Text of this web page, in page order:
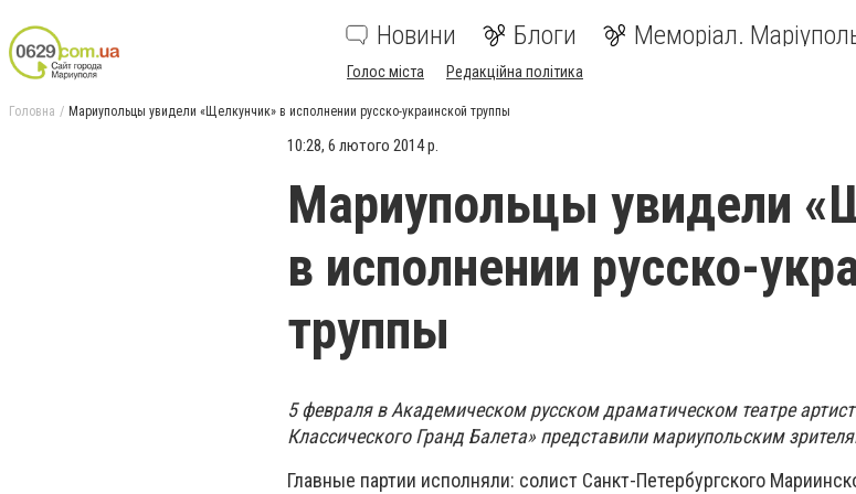
Новини Блоги Меморіал.
Голос міста Редакційна політика
Головна Мариупольцы увидели «Щелкунчик» в исполнении русско-украинской труппы
10:28, 6 лютого 2014 р.
Мариупольцы увидели
в исполнении русско-
труппы
5 февраля в Академическом русском драматическом театре
Классического Гранд Балета» представили мариупольским
Главные партии исполняли: солист Санкт-Петербургского